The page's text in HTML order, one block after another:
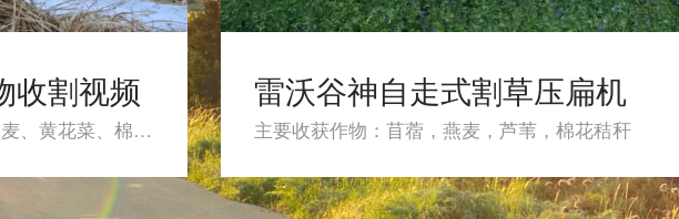
收割视频
主要收获作物：苜蓿、芦苇、燕麦、黄花菜、棉花秸秆、芦竹、苔草
雷沃谷神自走式割草压扁机
主要收获作物：苜蓿，燕麦，芦苇，棉花秸秆